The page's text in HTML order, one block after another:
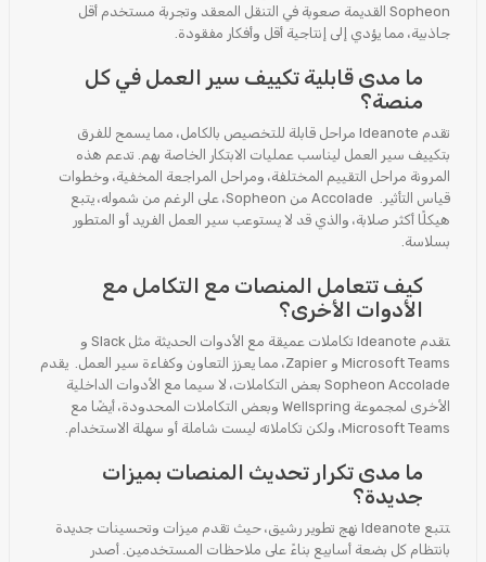
Sopheon القديمة صعوبة في التنقل المعقد وتجربة مستخدم أقل
جاذبية، مما يؤدي إلى إنتاجية أقل وأفكار مفقودة.
ما مدى قابلية تكييف سير العمل في كل
منصة؟
تقدم Ideanote مراحل قابلة للتخصيص بالكامل، مما يسمح للفرق
بتكييف سير العمل ليناسب عمليات الابتكار الخاصة بهم. تدعم هذه
المرونة مراحل التقييم المختلفة، ومراحل المراجعة المخفية، وخطوات
قياس التأثير. Accolade من Sopheon، على الرغم من شموله، يتبع
هيكلًا أكثر صلابة، والذي قد لا يستوعب سير العمل الفريد أو المتطور
بسلاسة.
كيف تتعامل المنصات مع التكامل مع
الأدوات الأخرى؟
تقدم Ideanote تكاملات عميقة مع الأدوات الحديثة مثل Slack و
Microsoft Teams و Zapier، مما يعزز التعاون وكفاءة سير العمل. يقدم
Sopheon Accolade بعض التكاملات، لا سيما مع الأدوات الداخلية
الأخرى لمجموعة Wellspring وبعض التكاملات المحدودة، أيضًا مع
Microsoft Teams، ولكن تكاملاته ليست شاملة أو سهلة الاستخدام.
ما مدى تكرار تحديث المنصات بميزات
جديدة؟
تتبع Ideanote نهج تطوير رشيق، حيث تقدم ميزات وتحسينات جديدة
بانتظام كل بضعة أسابيع بناءً على ملاحظات المستخدمين. أصدر